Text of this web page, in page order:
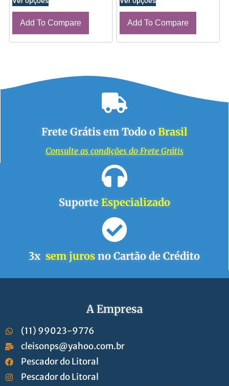
Add To Compare Add To Compare
Frete Grátis em Todo o Brasil
Consulte as condições do Frete Grátis
Suporte Especializado
3x sem juros no Cartão de Crédito
A Empresa
(11) 99023-9776
cleisonps@yahoo.com.br
Pescador do Litoral
Pescador do Litoral